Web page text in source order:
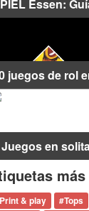
Essen:
juegos de rol
en
& play #Tops